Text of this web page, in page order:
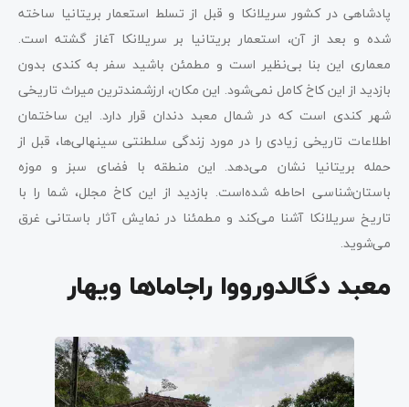
پادشاهی در کشور سریلانکا و قبل از تسلط استعمار بریتانیا ساخته
شده و بعد از آن، استعمار بریتانیا بر سریلانکا آغاز گشته است.
معماری این بنا بی‌نظیر است و مطمئن باشید سفر به کندی بدون
بازدید از این کاخ کامل نمی‌شود. این مکان، ارزشمندترین میراث تاریخی
شهر کندی است که در شمال معبد دندان قرار دارد. این ساختمان
اطلاعات تاریخی زیادی را در مورد زندگی سلطنتی سینهالی‌ها، قبل از
حمله بریتانیا نشان می‌دهد. این منطقه با فضای سبز و موزه
باستان‌شناسی احاطه شده‌است. بازدید از این کاخ مجلل، شما را با
تاریخ سریلانکا آشنا می‌کند و مطمئنا در نمایش آثار باستانی غرق
می‌شوید.
معبد دگالدورووا راجاماها ویهار